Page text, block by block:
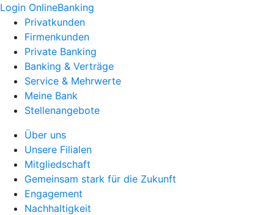
Login OnlineBanking
Privatkunden
Firmenkunden
Private Banking
Banking & Verträge
Service & Mehrwerte
Meine Bank
Stellenangebote
Über uns
Unsere Filialen
Mitgliedschaft
Gemeinsam stark für die Zukunft
Engagement
Nachhaltigkeit